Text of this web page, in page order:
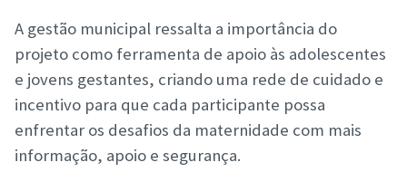
A gestão municipal ressalta a importância do
projeto como ferramenta de apoio às adolescentes
e jovens gestantes, criando uma rede de cuidado e
incentivo para que cada participante possa
enfrentar os desafios da maternidade com mais
informação, apoio e segurança.